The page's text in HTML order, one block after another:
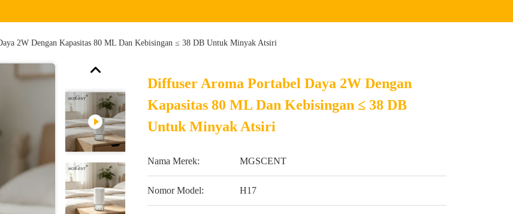
2W Dengan Kapasitas 80 ML Dan Kebisingan ≤ 38 DB Untuk Minyak Atsiri
Diffuser Aroma Portabel Daya 2W Dengan
Kapasitas 80 ML Dan Kebisingan ≤ 38 DB
Untuk Minyak Atsiri
Nama Merek: MGSCENT
Nomor Model: H17